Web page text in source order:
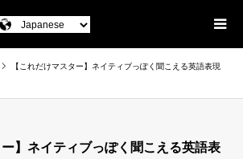
【これだけマスター】ネイティブっぽく聞こえる英語表現
ー】ネイティブっぽく聞こえる英語表